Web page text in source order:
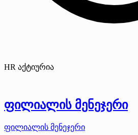
HR აქტიურია
ფილიალის მენეჯერი
ფილიალის მენეჯერი